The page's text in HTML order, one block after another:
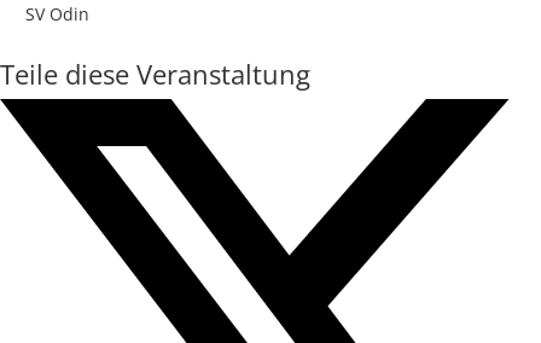
SV Odin
Teile diese Veranstaltung